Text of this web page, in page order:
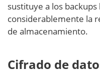
sustituye a los
considerablemente la
de almacenamiento.
Cifrado de